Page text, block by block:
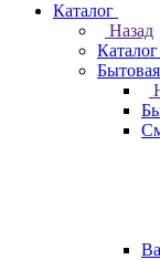
Каталог
Назад
Каталог